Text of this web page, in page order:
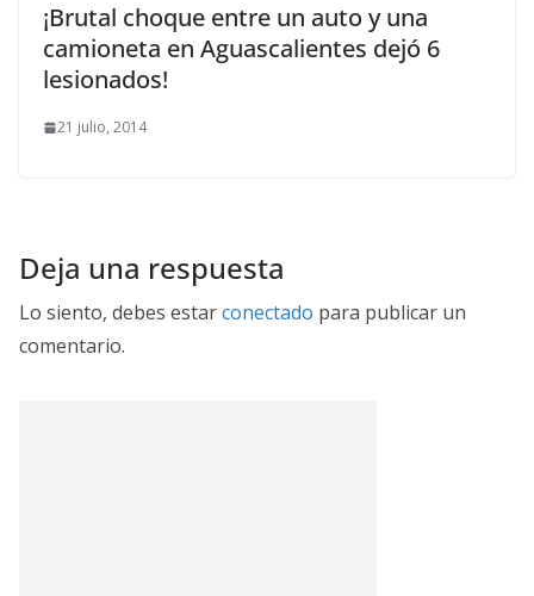
¡Brutal choque entre un auto y una
camioneta en Aguascalientes dejó 6
lesionados!
21 julio, 2014
Deja una respuesta
Lo siento, debes estarconectado para publicar un
comentario.